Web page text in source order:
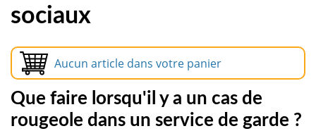
sociaux
Aucun article dans votre panier
Que faire lorsqu'il y a un cas de
rougeole dans un service de garde ?